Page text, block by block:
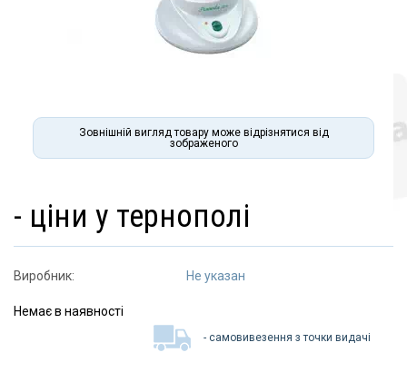
Зовнішній вигляд товару може відрізнятися від
зображеного
- ціни у тернополі
Виробник: Не указан
Немає в наявності
- самовивезення з точки видачі